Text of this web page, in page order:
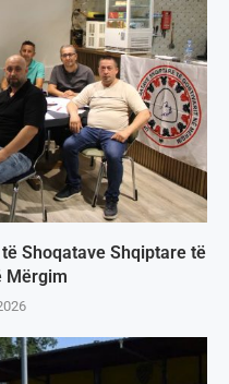
Shoqatave Shqiptare të
Mërgim